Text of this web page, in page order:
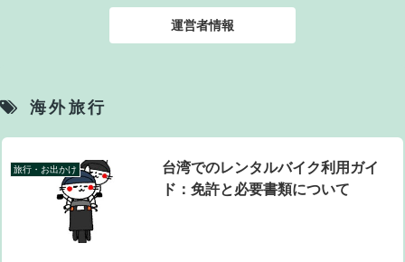
運営者情報
海外旅行
旅行・お出かけ
台湾でのレンタルバイク利用ガイ
ド：免許と必要書類について